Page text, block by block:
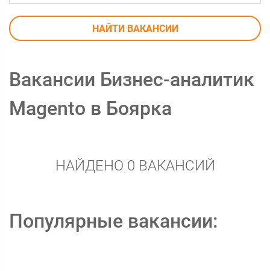
НАЙТИ ВАКАНСИИ
Вакансии Бизнес-аналитик
Magento в Боярка
НАЙДЕНО 0 ВАКАНСИЙ
Популярные вакансии: